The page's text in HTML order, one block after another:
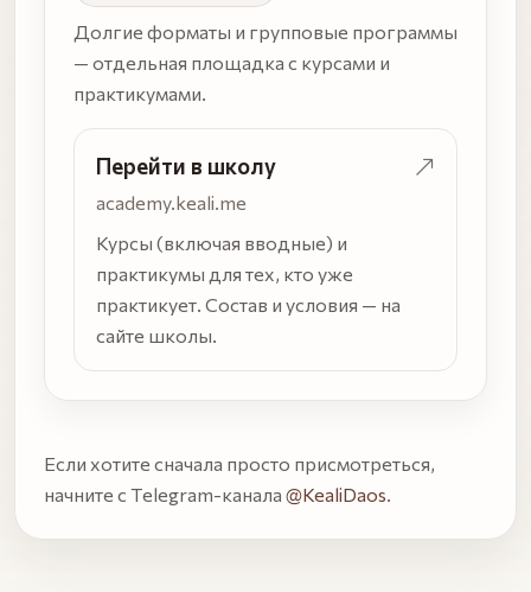
Долгие форматы и групповые программы
— отдельная площадка с курсами и
практикумами.
Перейти в школу
academy.keali.me
Курсы (включая вводные) и
практикумы для тех, кто уже
практикует. Состав и условия — на
сайте школы.
Если хотите сначала просто присмотреться,
начните с Telegram-канала @KealiDaos.